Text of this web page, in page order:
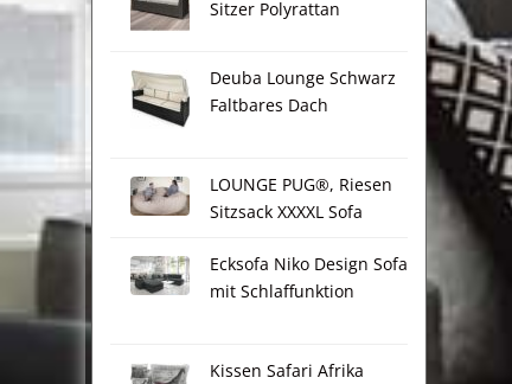
Sitzer Polyrattan
Deuba Lounge Schwarz
Faltbares Dach
LOUNGE PUG®, Riesen
Sitzsack XXXXL Sofa
Ecksofa Niko Design Sofa
mit Schlaffunktion
Kissen Safari Afrika